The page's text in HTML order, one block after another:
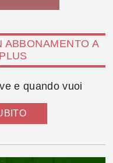
ABBONAMENTO A
e quando vuoi